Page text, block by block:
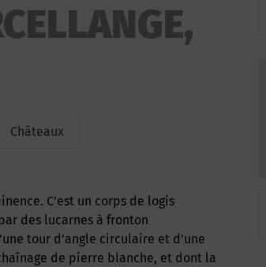
Châteaux
des lucarnes à fronton
tour d’angle circulaire et d’une
de pierre blanche, et dont la